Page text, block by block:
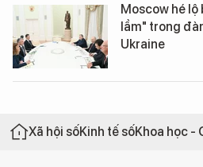
Moscow hé lộ
lầm" trong
Ukraine
Xã hội sốKinh tế sốKhoa học -